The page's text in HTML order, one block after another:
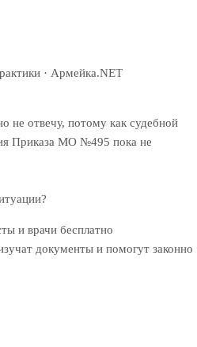
· Армейка.NET
не отвечу, потому как судебной
Приказа МО №495 пока не
и врачи бесплатно
документы и помогут законно